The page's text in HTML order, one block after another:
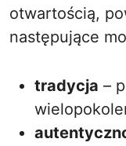
otwartością,
następujące
tradycja –